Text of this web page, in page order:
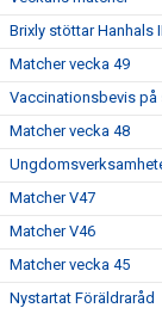
Brixly stöttar
Matcher vecka 49
Vaccinationsbevis på
Matcher vecka 48
Matcher V47
Matcher V46
Matcher vecka 45
Nystartat Föräldraråd